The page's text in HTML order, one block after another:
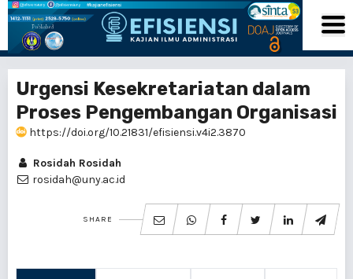
Urgensi Kesekretariatan dalam
Proses Pengembangan Organisasi
https://doi.org/10.21831/efisiensi.v4i2.3870
Rosidah Rosidah
rosidah@uny.ac.id
SHARE